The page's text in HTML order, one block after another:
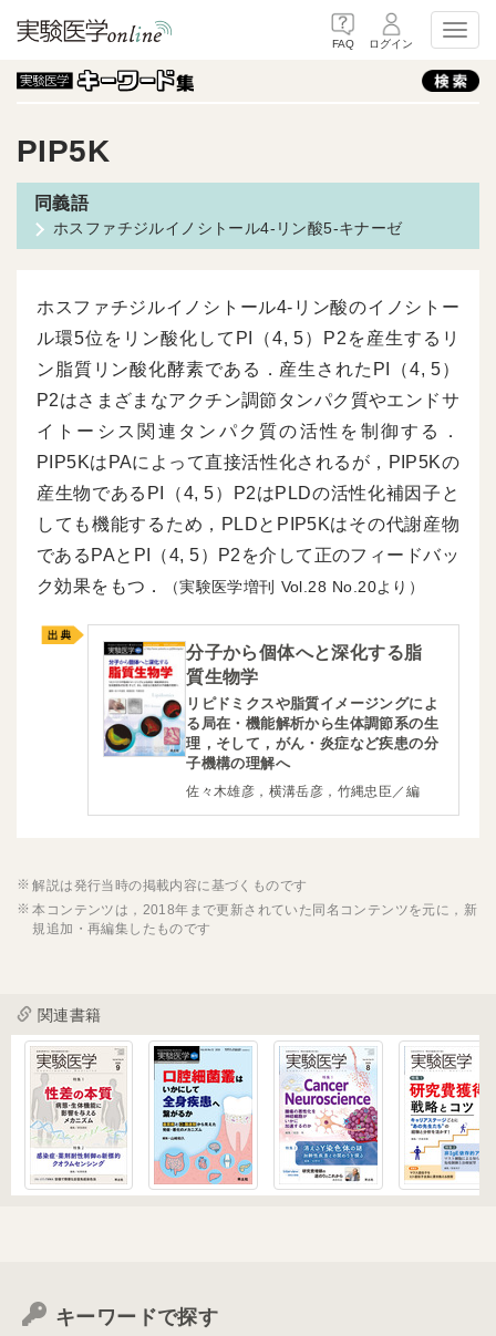
FAQ ログイン
PIP5K
ホスファチジルイノシトール4-リン酸5-キナーゼ
ホスファチジルイノシトール4-リン酸のイノシトー
ル環5位をリン酸化してPI（4, 5）P2を産生するリ
ン脂質リン酸化酵素である．産生されたPI（4, 5）
P2はさまざまなアクチン調節タンパク質やエンドサ
イトーシス関連タンパク質の活性を制御する．
PIP5KはPAによって直接活性化されるが，PIP5Kの
産生物であるPI（4, 5）P2はPLDの活性化補因子と
しても機能するため，PLDとPIP5Kはその代謝産物
であるPAとPI（4, 5）P2を介して正のフィードバッ
ク効果をもつ．
（実験医学増刊 28 20より）
分子から個体へと深化する脂
質生物学
リピドミクスや脂質イメージングによ
る局在・機能解析から生体調節系の生
理，そして，がん・炎症など疾患の分
子機構の理解へ
佐々木雄彦，横溝岳彦，竹縄忠臣／編
解説は発行当時の掲載内容に基づくものです
本コンテンツは，2018年まで更新されていた同名コンテンツを元に，新
規追加・再編集したものです
関連書籍
キーワードで探す